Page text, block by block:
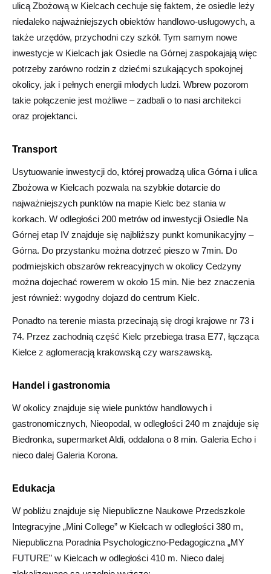
ulicą Zbożową w Kielcach cechuje się faktem, że osiedle leży
niedaleko najważniejszych obiektów handlowo-usługowych, a
także urzędów, przychodni czy szkół. Tym samym nowe
inwestycje w Kielcach jak Osiedle na Górnej zaspokajają więc
potrzeby zarówno rodzin z dziećmi szukających spokojnej
okolicy, jak i pełnych energii młodych ludzi. Wbrew pozorom
takie połączenie jest możliwe – zadbali o to nasi architekci
oraz projektanci.
Transport
Usytuowanie inwestycji do, której prowadzą ulica Górna i ulica
Zbożowa w Kielcach pozwala na szybkie dotarcie do
najważniejszych punktów na mapie Kielc bez stania w
korkach. W odległości 200 metrów od inwestycji Osiedle Na
Górnej etap IV znajduje się najbliższy punkt komunikacyjny –
Górna. Do przystanku można dotrzeć pieszo w 7min. Do
podmiejskich obszarów rekreacyjnych w okolicy Cedzyny
można dojechać rowerem w około 15 min. Nie bez znaczenia
jest również: wygodny dojazd do centrum Kielc.
Ponadto na terenie miasta przecinają się drogi krajowe nr 73 i
74. Przez zachodnią część Kielc przebiega trasa E77, łącząca
Kielce z aglomeracją krakowską czy warszawską.
Handel i gastronomia
W okolicy znajduje się wiele punktów handlowych i
gastronomicznych, Nieopodal, w odległości 240 m znajduje się
Biedronka, supermarket Aldi, oddalona o 8 min. Galeria Echo i
nieco dalej Galeria Korona.
Edukacja
W pobliżu znajduje się Niepubliczne Naukowe Przedszkole
Integracyjne „Mini College” w Kielcach w odległości 380 m,
Niepubliczna Poradnia Psychologiczno-Pedagogiczna „MY
FUTURE” w Kielcach w odległości 410 m. Nieco dalej